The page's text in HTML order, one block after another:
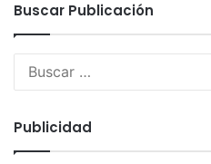
Buscar Publicación
Publicidad